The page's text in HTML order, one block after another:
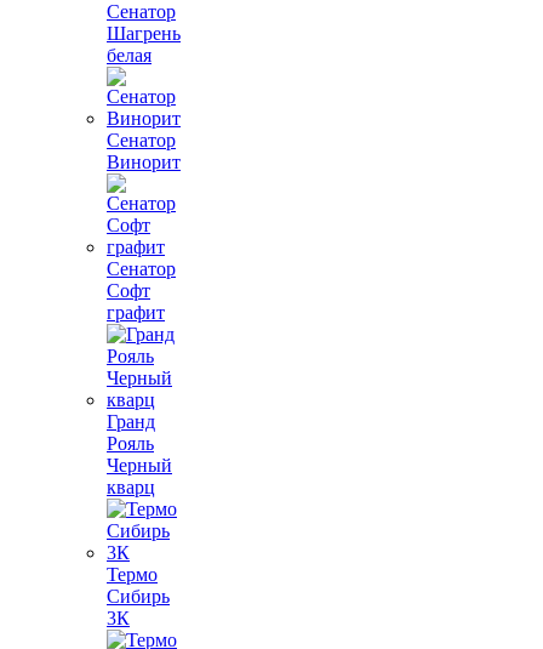
Сенатор
Шагрень
белая
Сенатор
Винорит
Сенатор
Софт
графит
Гранд
Рояль
Черный
кварц
Термо
Сибирь
3К